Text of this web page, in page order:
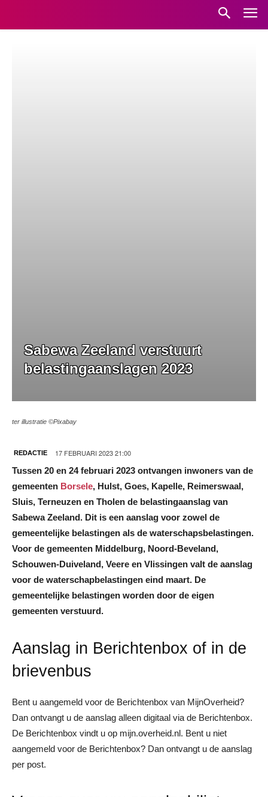
Sabewa Zeeland verstuurt
belastingaanslagen 2023
ter illustratie ©Pixabay
REDACTIE 17 FEBRUARI 2023 21:00
Tussen 20 en 24 februari 2023 ontvangen inwoners van de
gemeenten Borsele, Hulst, Goes, Kapelle, Reimerswaal,
Sluis, Terneuzen en Tholen de belastingaanslag van
Sabewa Zeeland. Dit is een aanslag voor zowel de
gemeentelijke belastingen als de waterschapsbelastingen.
Voor de gemeenten Middelburg, Noord-Beveland,
Schouwen-Duiveland, Veere en Vlissingen valt de aanslag
voor de waterschapbelastingen eind maart. De
gemeentelijke belastingen worden door de eigen
gemeenten verstuurd.
Aanslag in Berichtenbox of in de
brievenbus
Bent u aangemeld voor de Berichtenbox van MijnOverheid?
Dan ontvangt u de aanslag alleen digitaal via de Berichtenbox.
De Berichtenbox vindt u op mijn.overheid.nl. Bent u niet
aangemeld voor de Berichtenbox? Dan ontvangt u de aanslag
per post.